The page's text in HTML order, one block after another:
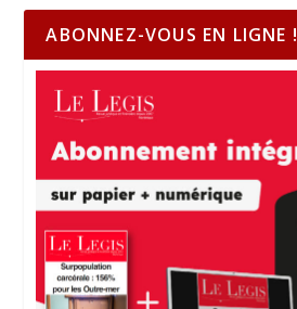
ABONNEZ-VOUS EN LIGNE !